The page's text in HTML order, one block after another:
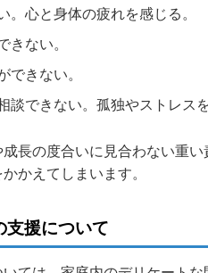
。心と身体の疲れを感じる。
きない。
できない。
談できない。孤独やストレスを
長の度合いに見合わない重
かえてしまいます。
支援について